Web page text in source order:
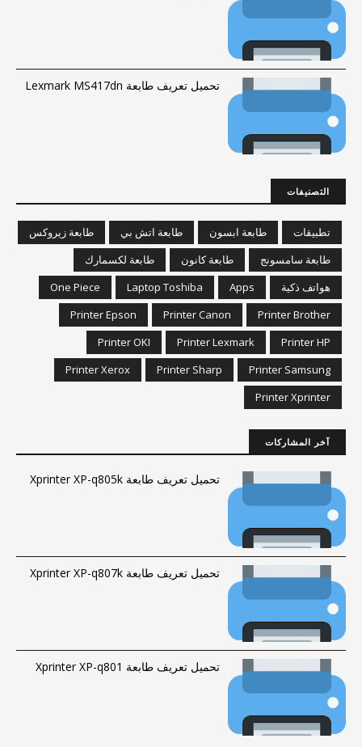
تحميل تعريف طابعة Lexmark MS417dn
التصنيفات
تطبيقات طابعة ابسون طابعة اتش بي
طابعة زيروكس
طابعة سامسونج
طابعة كانون
طابعة لكسمارك
هواتف ذكية
Apps
Laptop Toshiba
One Piece
Printer Brother
Printer Canon
Printer Epson
Printer HP
Printer Lexmark
Printer OKI
Printer Samsung
Printer Sharp
Printer Xerox
Printer Xprinter
آخر المشاركات
تحميل تعريف طابعة Xprinter XP-q805k
تحميل تعريف طابعة Xprinter XP-q807k
تحميل تعريف طابعة Xprinter XP-q801